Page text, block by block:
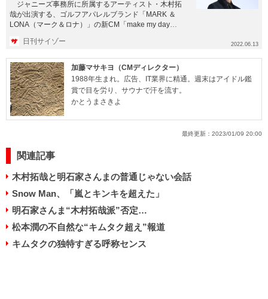
ジャニーズ事務所に所属するアーティスト・木村拓
哉が出演する、ゴルフアパレルブランド「MARK ＆
LONA（マーク＆ロナ）」の新CM「make my day
日刊サイゾー 2022.06.13
加藤マサキヨ（CMディレクター）
1988年生まれ。広告、IT業界に精通。週末はアイドル鑑
賞で目を労り、サウナで汗を流す。
かとうまさきよ
最終更新： 2023/01/09 20:00
関連記事
木村拓哉と明石家さんまの普通じゃない会話
Snow Man、「嵐とキンキを超えた」
明石家さんま“木村拓哉派”否定…
松本潤の不自然な“キムタク超え”報道
キムタクの独特すぎる呼称センス